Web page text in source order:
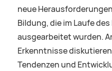
neue
Bildung, die im Laufe
ausgearbeitet wurden.
Erkenntnisse
Tendenzen und